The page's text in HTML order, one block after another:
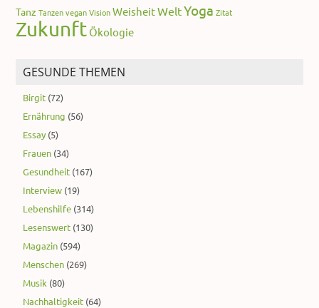
Tanz Tanzen vegan Vision WeisheitWeltYoga Zitat
Zukunft Ökologie
GESUNDE THEMEN
Birgit (72)
Ernährung (56)
Essay (5)
Frauen (34)
Gesundheit (167)
Interview (19)
Lebenshilfe (314)
Lesenswert (130)
Magazin (594)
Menschen (269)
Musik (80)
Nachhaltigkeit (64)